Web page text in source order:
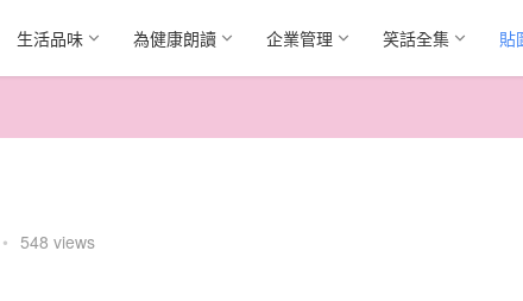
生活品味 為健康朗讀 企業管理 笑話全集 貼
• 548 views